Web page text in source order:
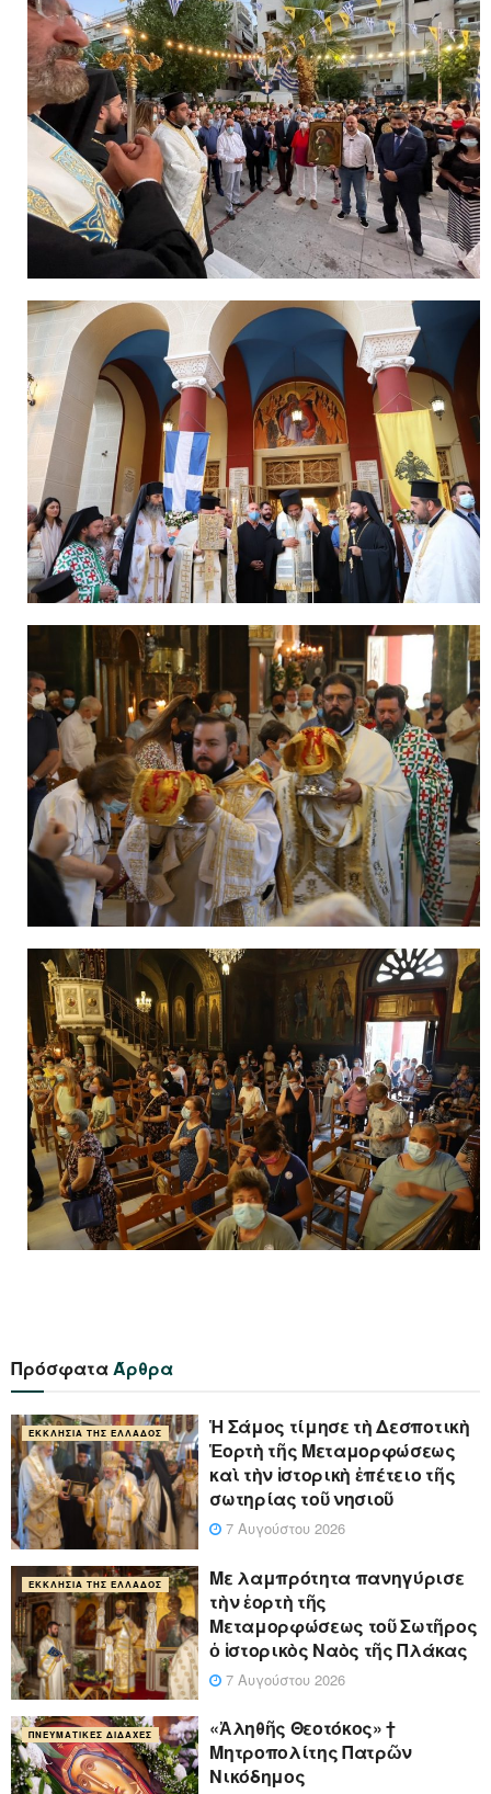
ΠρόσφαταΆρθρα
ΕΚΚΛΗΣΊΑ ΤΗΣ ΕΛΛΆΔΟΣ
Ἡ Σάμος τίμησε τὴ Δεσποτικὴ
Ἑορτὴ τῆς Μεταμορφώσεως
καὶ τὴν ἱστορικὴ ἐπέτειο τῆς
σωτηρίας τοῦ νησιοῦ
7 Αυγούστου 2026
ΕΚΚΛΗΣΊΑ ΤΗΣ ΕΛΛΆΔΟΣ
Με λαμπρότητα πανηγύρισε
τὴν ἑορτὴ τῆς
Μεταμορφώσεως τοῦ Σωτῆρος
ὁ ἱστορικὸς Ναὸς τῆς Πλάκας
7 Αυγούστου 2026
ΠΝΕΥΜΑΤΙΚΈΣ ΔΙΔΑΧΈΣ
«Ἀληθῆς Θεοτόκος» †
Μητροπολίτης Πατρῶν
Νικόδημος